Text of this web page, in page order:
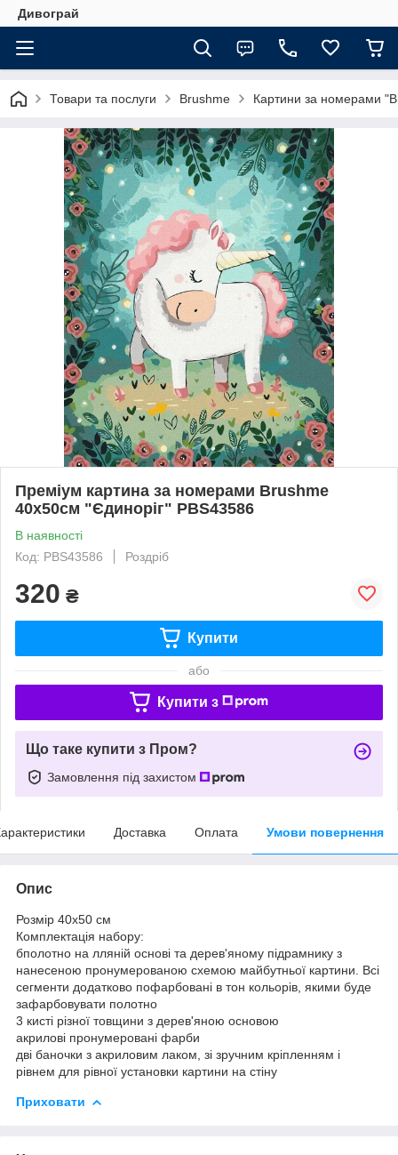
Дивограй
Товари та послуги Brushme Картини за номерами
Преміум картина за номерами Brushme
40x50см "Єдиноріг" PBS43586
В наявності
Код: PBS43586
Роздріб
320 ₴
Купити
або
Купити з
Що таке купити з Пром?
Замовлення під захистом
Доставка Оплата Умови повернення
Опис
Розмір 40x50 см
Комплектація набору:
бполотно на лляній основі та дерев'яному підрамнику з
нанесеною пронумерованою схемою майбутньої картини. Всі
сегменти додатково пофарбовані в тон кольорів, якими буде
зафарбовувати полотно
3 кисті різної товщини з дерев'яною основою
акрилові пронумеровані фарби
дві баночки з акриловим лаком, зі зручним кріпленням і
рівнем для рівної установки картини на стіну
Приховати